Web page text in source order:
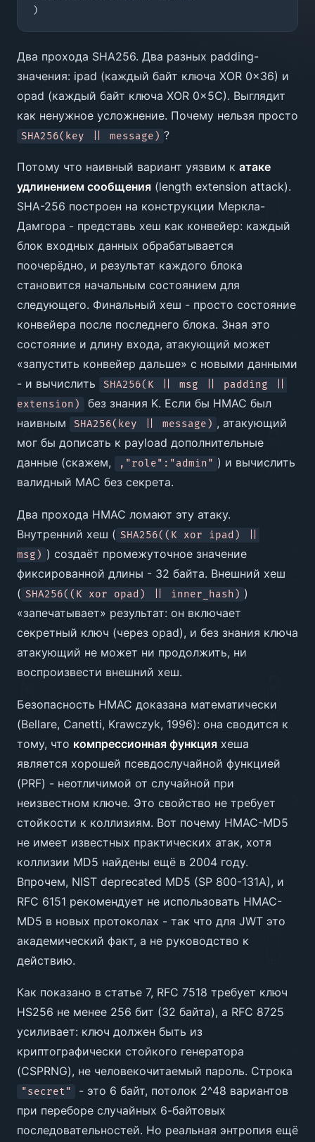
Два прохода SHA256. Два разных padding-
значения: ipad (каждый байт ключа XOR 0x36) и
opad (каждый байт ключа XOR 0x5C). Выглядит
как ненужное усложнение. Почему нельзя просто
SHA256(key || message) ?
Потому что наивный вариант уязвим к атаке
удлинением сообщения (length extension attack).
SHA-256 построен на конструкции Меркла-
Дамгора - представь хеш как конвейер: каждый
блок входных данных обрабатывается
поочерёдно, и результат каждого блока
становится начальным состоянием для
следующего. Финальный хеш - просто состояние
конвейера после последнего блока. Зная это
состояние и длину входа, атакующий может
«запустить конвейер дальше» с новыми данными
- и вычислить
SHA256(K || msg || padding ||
extension)
без знания K. Если бы HMAC был
наивным
SHA256(key || message) , атакующий
мог бы дописать к payload дополнительные
данные (скажем,
,"role":"admin" ) и вычислить
валидный MAC без секрета.
Два прохода HMAC ломают эту атаку.
Внутренний хеш ( SHA256((K xor ipad) ||
msg) ) создаёт промежуточное значение
фиксированной длины - 32 байта. Внешний хеш
( SHA256((K xor opad) || inner_hash) )
«запечатывает» результат: он включает
секретный ключ (через opad), и без знания ключа
атакующий не может ни продолжить, ни
воспроизвести внешний хеш.
Безопасность HMAC доказана математически
(Bellare, Canetti, Krawczyk, 1996): она сводится к
тому, что компрессионная функция хеша
является хорошей псевдослучайной функцией
(PRF) - неотличимой от случайной при
неизвестном ключе. Это свойство не требует
стойкости к коллизиям. Вот почему HMAC-MD5
не имеет известных практических атак, хотя
коллизии MD5 найдены ещё в 2004 году.
Впрочем, NIST deprecated MD5 (SP 800-131A), и
RFC 6151 рекомендует не использовать HMAC-
MD5 в новых протоколах - так что для JWT это
академический факт, а не руководство к
действию.
Как показано в статье 7, RFC 7518 требует ключ
HS256 не менее 256 бит (32 байта), а RFC 8725
усиливает: ключ должен быть из
криптографически стойкого генератора
(CSPRNG), не человекочитаемый пароль. Строка
"secret"
- это 6 байт, потолок 2^48 вариантов
при переборе случайных 6-байтовых
последовательностей. Но реальная энтропия ещё